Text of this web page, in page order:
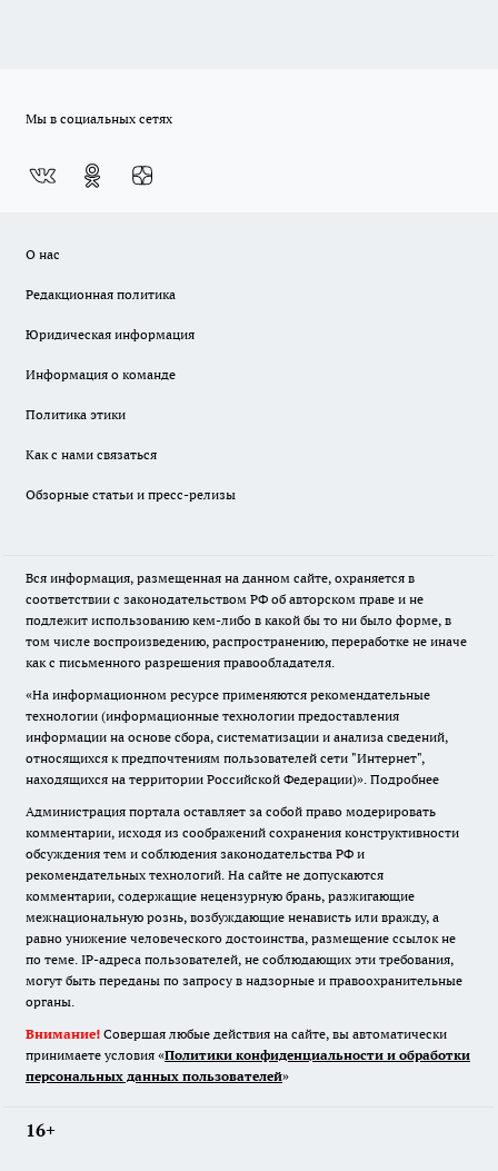
Мы в социальных сетях
О нас
Редакционная политика
Юридическая информация
Информация о команде
Политика этики
Как с нами связаться
Обзорные статьи и пресс-релизы
Вся информация, размещенная на данном сайте, охраняется в
соответствии с законодательством РФ об авторском праве и не
подлежит использованию кем-либо в какой бы то ни было форме, в
том числе воспроизведению, распространению, переработке не иначе
как с письменного разрешения правообладателя.
«На информационном ресурсе применяются рекомендательные
технологии (информационные технологии предоставления
информации на основе сбора, систематизации и анализа сведений,
относящихся к предпочтениям пользователей сети "Интернет",
находящихся на территории Российской Федерации)». Подробнее
Администрация портала оставляет за собой право модерировать
комментарии, исходя из соображений сохранения конструктивности
обсуждения тем и соблюдения законодательства РФ и
рекомендательных технологий. На сайте не допускаются
комментарии, содержащие нецензурную брань, разжигающие
межнациональную рознь, возбуждающие ненависть или вражду, а
равно унижение человеческого достоинства, размещение ссылок не
по теме. IP-адреса пользователей, не соблюдающих эти требования,
могут быть переданы по запросу в надзорные и правоохранительные
органы.
Внимание! Совершая любые действия на сайте, вы автоматически
принимаете условия «Политики конфиденциальности и обработки
персональных данных пользователей»
16+